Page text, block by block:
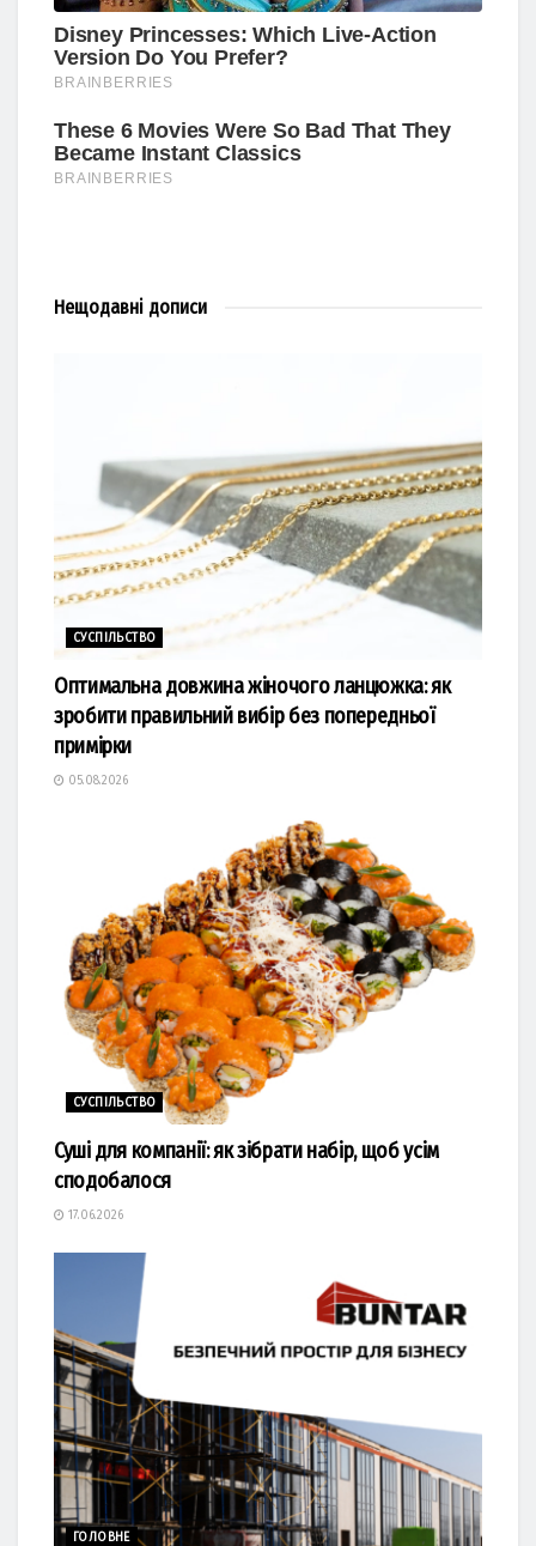
Нещодавні дописи
СУСПІЛЬСТВО
Оптимальна довжина жіночого ланцюжка: як
зробити правильний вибір без попередньої
примірки
05.08.2026
СУСПІЛЬСТВО
Суші для компанії: як зібрати набір, щоб усім
сподобалося
17.06.2026
ГОЛОВНЕ